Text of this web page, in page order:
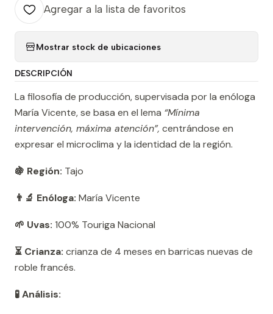
Agregar a la lista de favoritos
Mostrar stock de ubicaciones
DESCRIPCIÓN
La filosofía de producción, supervisada por la enóloga
María Vicente, se basa en el lema “Mínima
intervención, máxima atención”, centrándose en
expresar el microclima y la identidad de la región.
🍇 Región: Tajo
👨‍🔬 Enóloga: María Vicente
🌱 Uvas: 100% Touriga Nacional
⏳ Crianza: crianza de 4 meses en barricas nuevas de
roble francés.
🧪 Análisis: